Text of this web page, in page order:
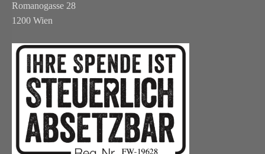
Romanogasse 28
1200 Wien